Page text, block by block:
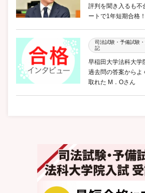
評判を聞き入るも
ートで1年短期合格
司法試験・予備試験
記
早稲田大学法科大学
過去問の答案からよ
取れた M．Oさん